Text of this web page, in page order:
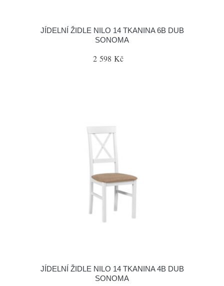
JÍDELNÍ ŽIDLE NILO 14 TKANINA 6B DUB
SONOMA
2 598 Kč
JÍDELNÍ ŽIDLE NILO 14 TKANINA 4B DUB
SONOMA